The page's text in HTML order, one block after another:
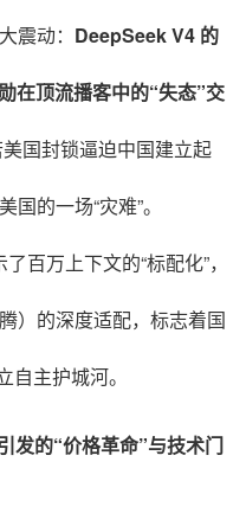
震动： DeepSeek V4 的
在顶流播客中的“失态”交
国封锁逼迫中国建立起
国的一场“灾难”。
百万上下文的“标配化”，
）的深度适配，标志着国
自主护城河。
发的“价格革命”与技术门